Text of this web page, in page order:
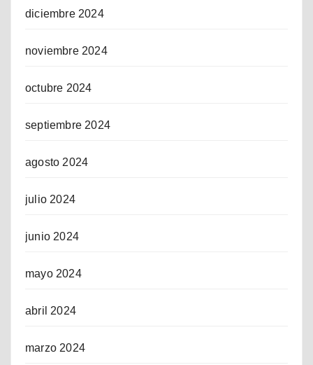
diciembre 2024
noviembre 2024
octubre 2024
septiembre 2024
agosto 2024
julio 2024
junio 2024
mayo 2024
abril 2024
marzo 2024